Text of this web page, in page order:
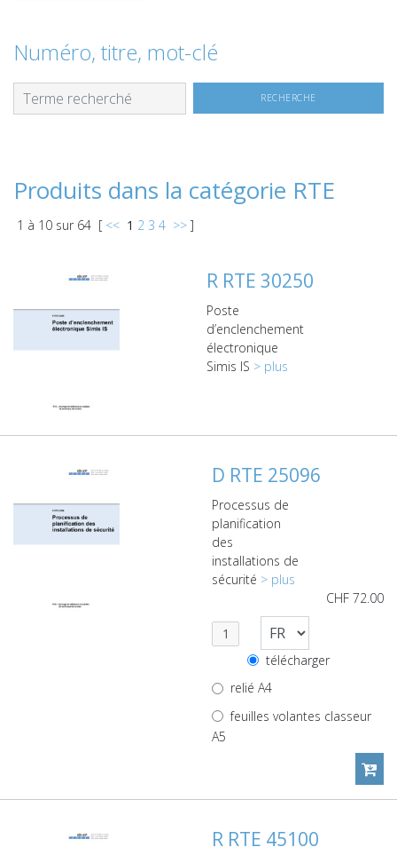
Numéro, titre, mot-clé
Produits dans la catégorie RTE
1 à 10 sur 64 [ << 1 2 3 4 >>]
R RTE 30250
Poste
d’enclenchement
électronique
Simis IS > plus
D RTE 25096
Processus de
planification
des
installations de
sécurité > plus
CHF 72.00
télécharger
relié A4
feuilles volantes classeur
A5
R RTE 45100